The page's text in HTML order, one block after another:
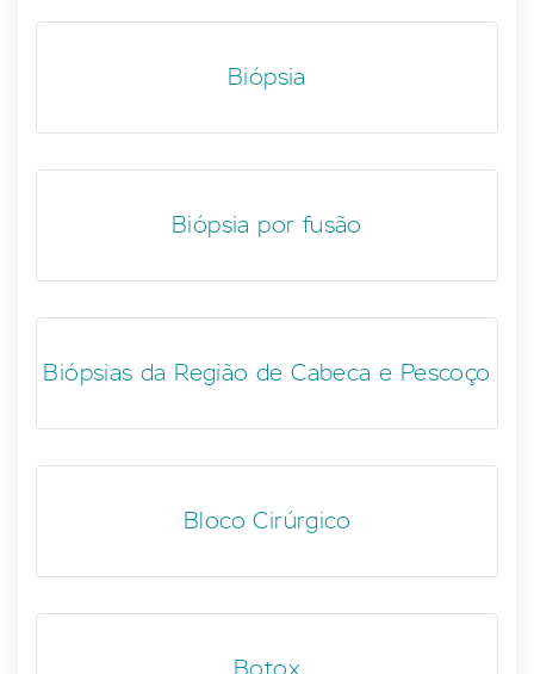
Biópsia
Biópsia por fusão
Biópsias da Região de Cabeca e Pescoço
Bloco Cirúrgico
Botox